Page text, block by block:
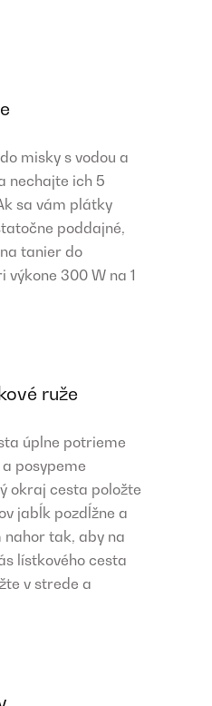
misky s vodou a
nechajte ich 5
sa vám plátky
poddajné,
tanier do
300 W na 1
ruže
úplne potrieme
posypeme
okraj cesta položte
jabĺk pozdĺžne a
nahor tak, aby na
lístkového cesta
v strede a